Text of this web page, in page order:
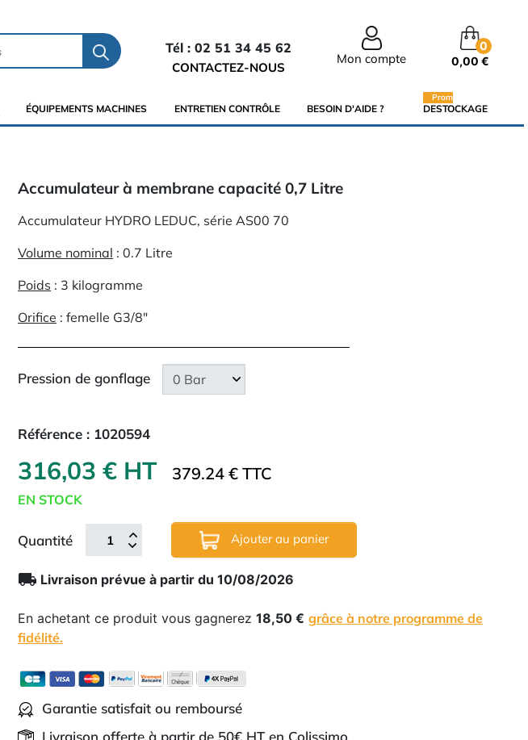
Tél : 02 51 34 45 62
CONTACTEZ-NOUS
Mon compte
0
0,00 €
ÉQUIPEMENTS MACHINES ENTRETIEN CONTRÔLE BESOIN D'AIDE ? DESTOCKAGE
Promo
Accumulateur à membrane capacité 0,7 Litre
Accumulateur HYDRO LEDUC, série AS00 70
Volume nominal : 0.7 Litre
Poids : 3 kilogramme
Orifice : femelle G3/8"
Pression de gonflage
Référence : 1020594
316,03 € HT 379.24 € TTC
EN STOCK
Quantité Ajouter au panier
local_shipping Livraison prévue à partir du 10/08/2026
En achetant ce produit vous gagnerez 18,50 € grâce à notre programme de
fidélité.
Garantie satisfait ou remboursé
Livraison offerte à partir de 50€ HT en Colissimo